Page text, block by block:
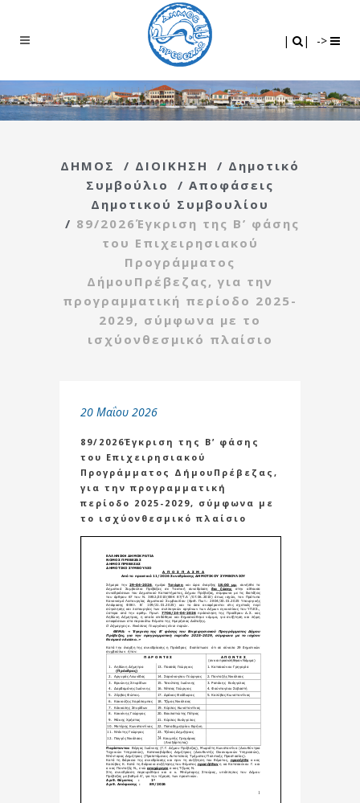
| | ->
ΔΗΜΟΣ / ΔΙΟΙΚΗΣΗ / Δημοτικό
Συμβούλιο
/ Αποφάσεις
Δημοτικού Συμβουλίου
/ 89/2026Έγκριση της Β’ φάσης
του Επιχειρησιακού
Προγράμματος
ΔήμουΠρέβεζας, για την
προγραμματική περίοδο 2025-
2029, σύμφωνα με το
ισχύονθεσμικό πλαίσιο
20 Μαΐου 2026
89/2026Έγκριση της Β’ φάσης
του Επιχειρησιακού
Προγράμματος ΔήμουΠρέβεζας,
για την προγραμματική
περίοδο 2025-2029, σύμφωνα με
το ισχύονθεσμικό πλαίσιο